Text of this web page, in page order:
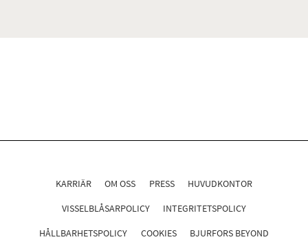
KARRIÄR OM OSS PRESS HUVUDKONTOR
VISSELBLÅSARPOLICY INTEGRITETSPOLICY
HÅLLBARHETSPOLICY COOKIES BJURFORS BEYOND